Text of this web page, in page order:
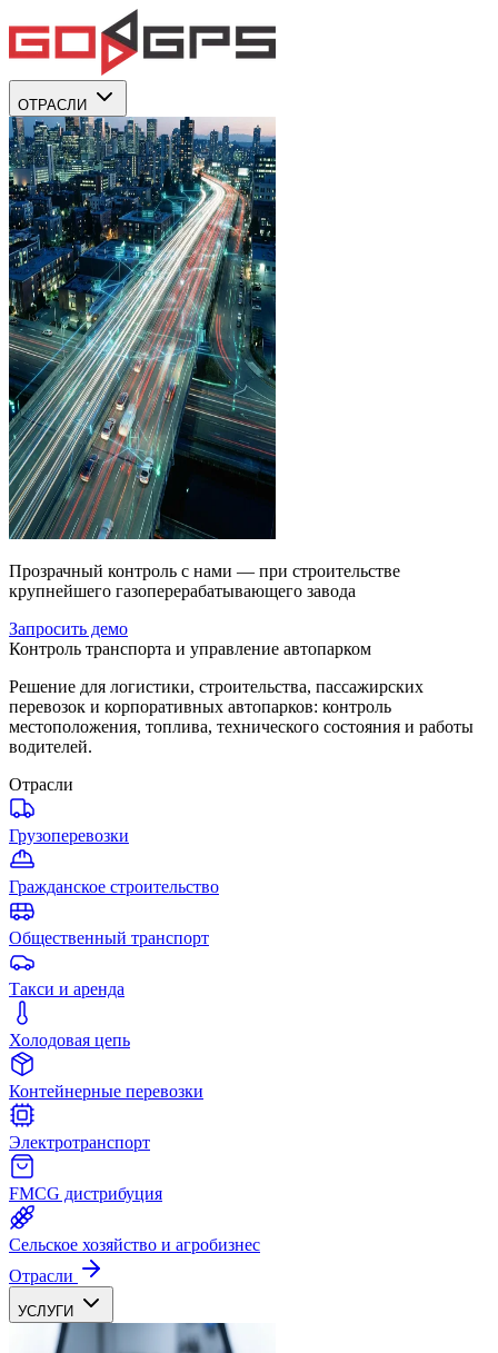
ОТРАСЛИ
Прозрачный контроль с нами — при строительстве
крупнейшего газоперерабатывающего завода
Запросить демо
Контроль транспорта и управление автопарком
Решение для логистики, строительства, пассажирских
перевозок и корпоративных автопарков: контроль
местоположения, топлива, технического состояния и работы
водителей.
Отрасли
Грузоперевозки
Гражданское строительство
Общественный транспорт
Такси и аренда
Холодовая цепь
Контейнерные перевозки
Электротранспорт
FMCG дистрибуция
Сельское хозяйство и агробизнес
Отрасли
УСЛУГИ